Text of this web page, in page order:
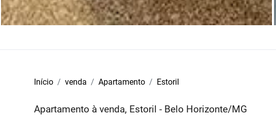
Início venda Apartamento Estoril
Apartamento à venda, Estoril - Belo Horizonte/MG